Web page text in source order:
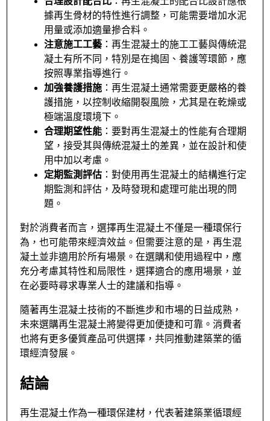
據再生骨材的特性進行調整，可能需要增加水泥
用量或添加適量摻合料。
注意施工工藝 ：再生混凝土的施工工藝與傳統混
凝土有所不同，特別是在搗固、養護等環節，應
按照專業指導進行。
加強養護措施 ：再生混凝土通常需要更嚴格的養
護措施，以控制收縮開裂風險，尤其是在乾燥或
極端溫度環境下。
合理期望性能 ：要對再生混凝土的性能有合理期
望，接受其與傳統混凝土的差異，並在設計和使
用中加以考慮。
定期監測評估 ：對使用再生混凝土的結構進行定
期監測和評估，及時發現和處理可能出現的問
題。
對於消費者而言，選擇再生混凝土不僅是一種環保行
為，也可能帶來經濟效益。但需要注意的是，再生混
凝土並非適用於所有場景。在選購和使用過程中，應
充分考慮其特性和局限性，選擇適合的應用場景，並
在必要時尋求專業人士的建議和指導。
隨著再生混凝土技術的不斷進步和市場的日益成熟，
未來選購再生混凝土將變得更加便捷和可靠。消費者
也將有更多優質產品可供選擇，共同推動建築業的循
環經濟發展。
結論
再生混凝土作為一種環保建材，代表著建築業循環經